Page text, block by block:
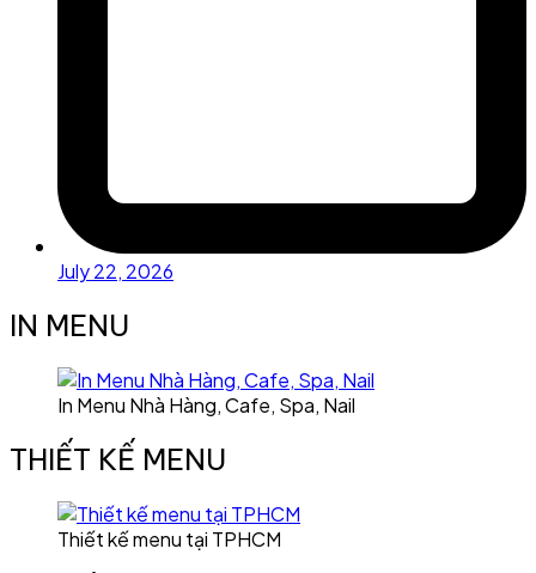
July 22, 2026
IN MENU
In Menu Nhà Hàng, Cafe, Spa, Nail
THIẾT KẾ MENU
Thiết kế menu tại TPHCM